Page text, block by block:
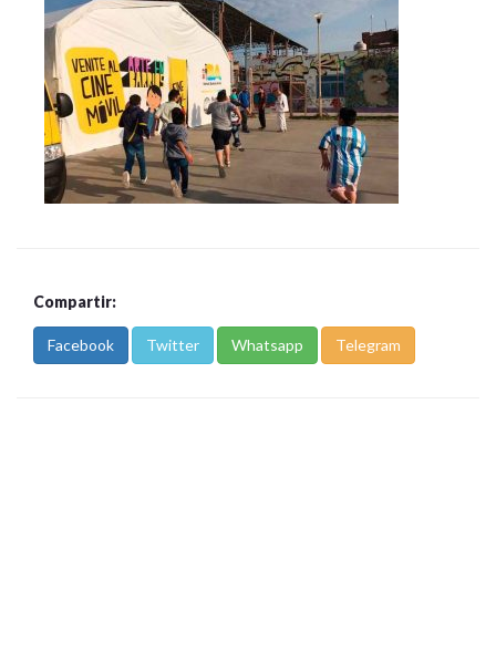
Compartir:
Facebook Twitter Whatsapp Telegram